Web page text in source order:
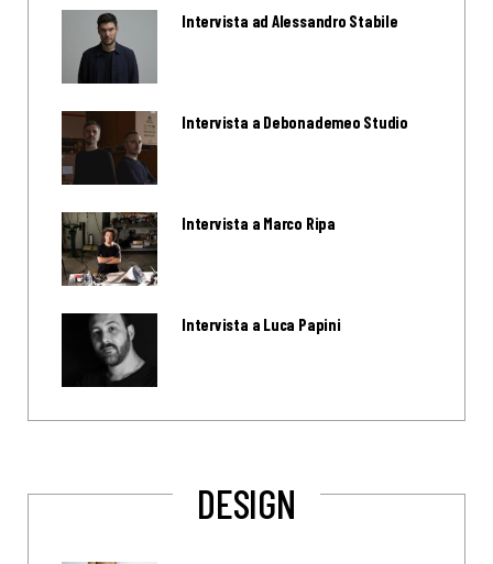
Intervista ad Alessandro Stabile
Intervista a Debonademeo Studio
Intervista a Marco Ripa
Intervista a Luca Papini
DESIGN